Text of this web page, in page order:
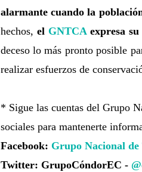
alarmante cuando la
hechos, el GNTCA expresa
deceso lo más pronto posible
realizar esfuerzos de
* Sigue las cuentas del Grupo
sociales para mantenerte
Facebook: Grupo Nacional
Twitter: GrupoCóndorEC -